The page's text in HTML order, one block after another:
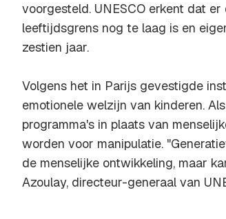
voorgesteld. UNESCO erkent dat
leeftijdsgrens nog te laag is en
zestien jaar.
Volgens het in Parijs gevestigde
emotionele welzijn van kinderen.
programma's in plaats van
worden voor manipulatie.
de menselijke ontwikkeling, maar
Azoulay, directeur-generaal van